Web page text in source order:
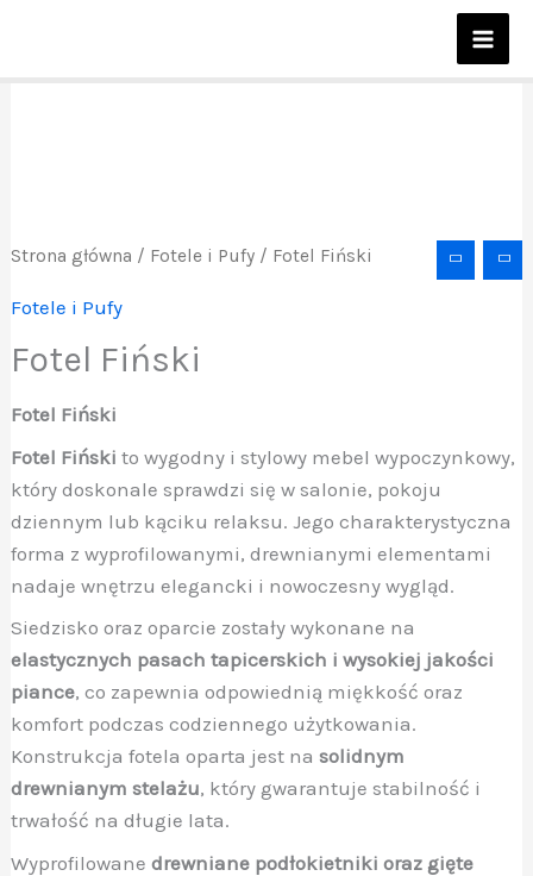
Strona główna / Fotele i Pufy / Fotel Fiński
Fotele i Pufy
Fotel Fiński
Fotel Fiński
Fotel Fiński to wygodny i stylowy mebel wypoczynkowy,
który doskonale sprawdzi się w salonie, pokoju
dziennym lub kąciku relaksu. Jego charakterystyczna
forma z wyprofilowanymi, drewnianymi elementami
nadaje wnętrzu elegancki i nowoczesny wygląd.
Siedzisko oraz oparcie zostały wykonane na
elastycznych pasach tapicerskich i wysokiej jakości
piance, co zapewnia odpowiednią miękkość oraz
komfort podczas codziennego użytkowania.
Konstrukcja fotela oparta jest nasolidnym
drewnianym stelażu, który gwarantuje stabilność i
trwałość na długie lata.
Wyprofilowanedrewniane podłokietniki oraz gięte